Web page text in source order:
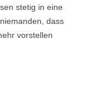
stetig in eine
dass
vorstellen